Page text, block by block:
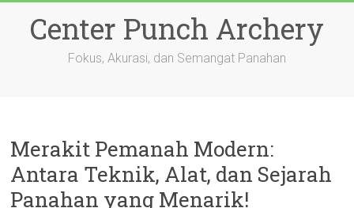
contentCenter Punch Archery
Fokus, Akurasi, dan Semangat Panahan
Merakit Pemanah Modern:
Antara Teknik, Alat, dan Sejarah
Panahan yang Menarik!